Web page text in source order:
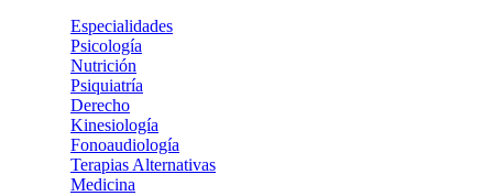
Especialidades
Psicología
Nutrición
Psiquiatría
Derecho
Kinesiología
Fonoaudiología
Terapias Alternativas
Medicina